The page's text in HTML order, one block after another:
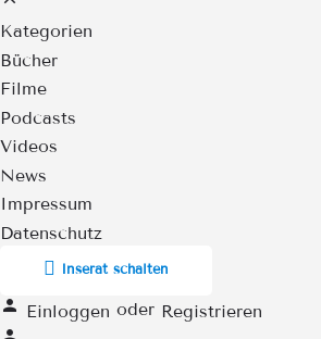
Kategorien
Bücher
Filme
Podcasts
Videos
News
Impressum
Datenschutz
Inserat schalten
Einloggen oder Registrieren